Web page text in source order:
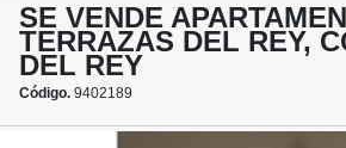
SE VENDE
TERRAZAS DEL REY,
DEL REY
Código. 9402189